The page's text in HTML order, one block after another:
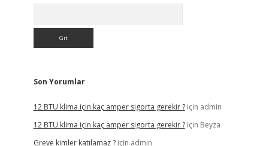
Son Yorumlar
12 BTU klima için kaç amper sigorta gerekir ?için admin
12 BTU klima için kaç amper sigorta gerekir ?için Beyza
Greve kimler katılamaz ?için admin